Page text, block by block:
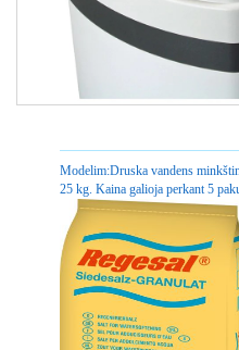
Modelim:Druska vandens
25 kg. Kaina galioja perkant 5